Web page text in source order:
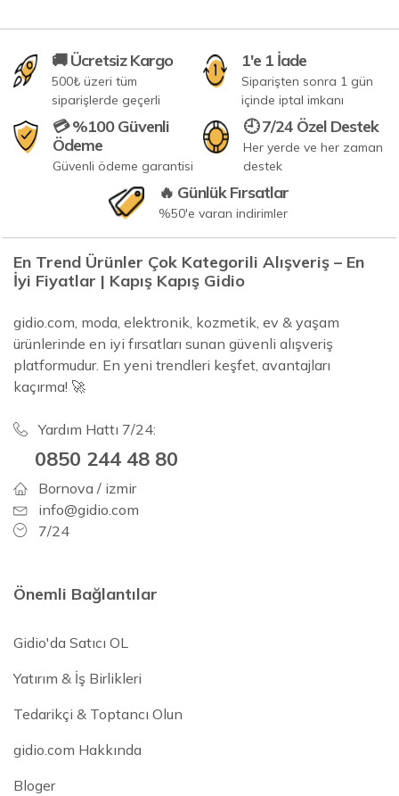
🚚 Ücretsiz Kargo
500₺ üzeri tüm
siparişlerde geçerli
1'e 1 İade
Siparişten sonra 1 gün
içinde iptal imkanı
💳 %100 Güvenli
Ödeme
Güvenli ödeme garantisi
🕘 7/24 Özel Destek
Her yerde ve her zaman
destek
🔥 Günlük Fırsatlar
%50'e varan indirimler
En Trend Ürünler Çok Kategorili Alışveriş – En
İyi Fiyatlar | Kapış Kapış Gidio
gidio.com, moda, elektronik, kozmetik, ev & yaşam
ürünlerinde en iyi fırsatları sunan güvenli alışveriş
platformudur. En yeni trendleri keşfet, avantajları
kaçırma! 🚀
Yardım Hattı 7/24:
0850 244 48 80
Bornova / izmir
info@gidio.com
7/24
Önemli Bağlantılar
Gidio'da Satıcı OL
Yatırım & İş Birlikleri
Tedarikçi & Toptancı Olun
gidio.com Hakkında
Bloger